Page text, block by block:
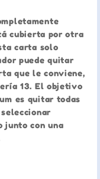
cubierta por otra
carta solo
puede quitar
que le conviene,
13. El objetivo
es quitar todas
junto con una